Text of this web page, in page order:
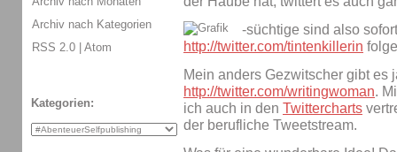
-süchtige sind also
http://twitter.com/tintenkillerin
Mein anders Gezwitscher gibt es
http://twitter.com/writingwoman.
ich auch in den Twittercharts
der berufliche Tweetstream.
Archiv nach Kategorien
RSS 2.0 | Atom
Kategorien: